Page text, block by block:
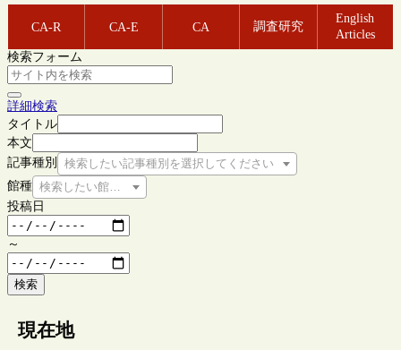
CA-R CA-E CA 調査研究
English
Articles
検索フォーム
詳細検索
タイトル
本文
記事種別
検索したい記事種別を選択してください
館種 検索したい館種を選択してください
投稿日
～
検索
現在地